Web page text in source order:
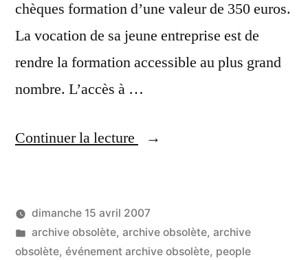
chèques formation d’une valeur de 350 euros.
La vocation de sa jeune entreprise est de
rendre la formation accessible au plus grand
nombre. L’accès à …
Continuer la lecture
« Bruno
pour
le
Publié
par
LucL
dimanche 15 avril 2007
Publié
dans
archive obsolète, archive obsolète, archive
obsolète, événement archive obsolète, people